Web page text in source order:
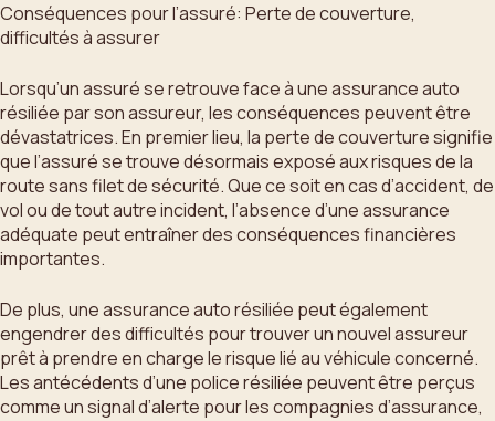
Conséquences pour l’assuré: Perte de couverture,
difficultés à assurer
Lorsqu’un assuré se retrouve face à une assurance auto
résiliée par son assureur, les conséquences peuvent être
dévastatrices. En premier lieu, la perte de couverture signifie
que l’assuré se trouve désormais exposé aux risques de la
route sans filet de sécurité. Que ce soit en cas d’accident, de
vol ou de tout autre incident, l’absence d’une assurance
adéquate peut entraîner des conséquences financières
importantes.
De plus, une assurance auto résiliée peut également
engendrer des difficultés pour trouver un nouvel assureur
prêt à prendre en charge le risque lié au véhicule concerné.
Les antécédents d’une police résiliée peuvent être perçus
comme un signal d’alerte pour les compagnies d’assurance,